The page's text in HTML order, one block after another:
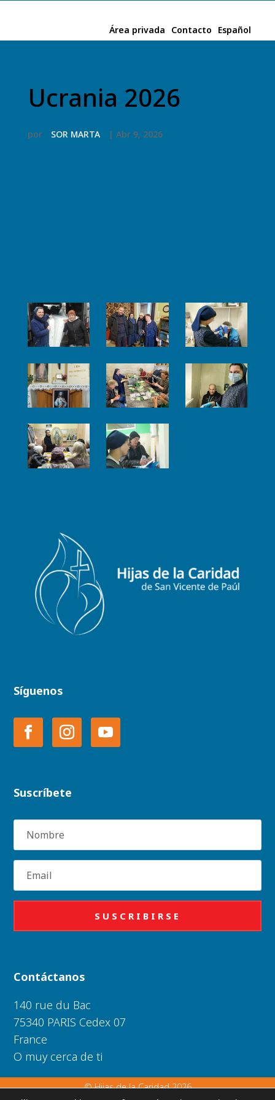
Área privada Contacto Español
Ucrania 2026
por SOR MARTA | Abr 9, 2026
Síguenos
Suscríbete
Nombre
Email
SUSCRIBIRSE
Contáctanos
140 rue du Bac
75340 PARIS Cedex 07
France
O muy cerca de ti
© Hijas de la Caridad 2026